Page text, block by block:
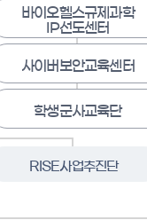
바이오헬스규제과학
IP선도센터
사이버보안교육센터
RISE사업추진단
학생군사교육단